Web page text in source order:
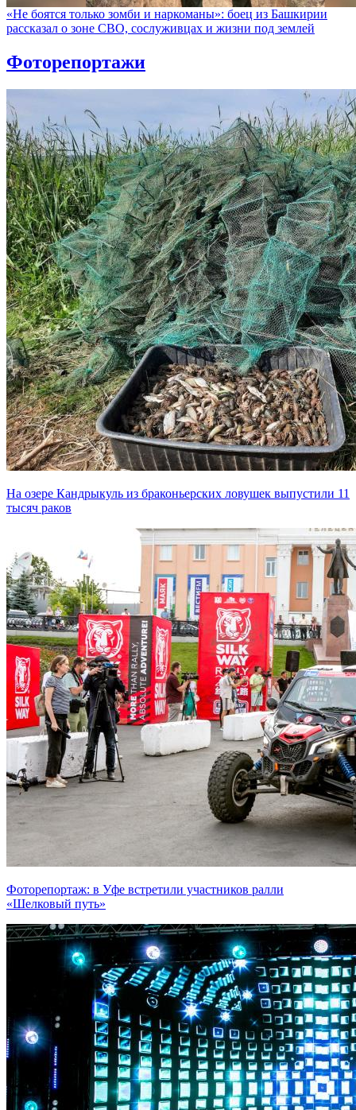
«Не боятся только зомби и наркоманы»: боец из Башкирии
рассказал о зоне СВО, сослуживцах и жизни под землей
Фоторепортажи
На озере Кандрыкуль из браконьерских ловушек выпустили 11
тысяч раков
Фоторепортаж: в Уфе встретили участников ралли
«Шелковый путь»